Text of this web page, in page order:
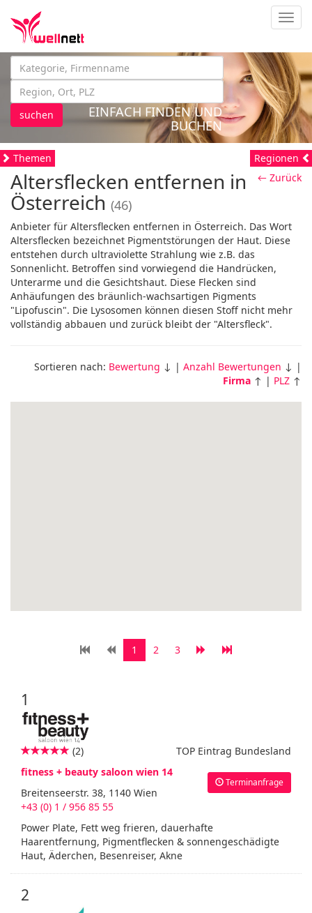
suchen
EINFACH FINDEN UND
BUCHEN
Themen
← Zurück
Altersflecken entfernen in
Österreich (46)
Anbieter für Altersflecken entfernen in Österreich. Das Wort
Altersflecken bezeichnet Pigmentstörungen der Haut. Diese
entstehen durch ultraviolette Strahlung wie z.B. das
Sonnenlicht. Betroffen sind vorwiegend die Handrücken,
Unterarme und die Gesichtshaut. Diese Flecken sind
Anhäufungen des bräunlich-wachsartigen Pigments
"Lipofuscin". Die Lysosomen können diesen Stoff nicht mehr
vollständig abbauen und zurück bleibt der "Altersfleck".
Sortieren nach: Bewertung ↓ | Anzahl Bewertungen ↓ |
Firma ↑ | PLZ ↑
1 2 3
1
TOP Eintrag Bundesland
Terminanfrage
(2)
fitness + beauty saloon wien 14
Breitenseerstr. 38, 1140 Wien
+43 (0) 1 / 956 85 55
Power Plate, Fett weg frieren, dauerhafte
Haarentfernung, Pigmentflecken & sonnengeschädigte
Haut, Äderchen, Besenreiser, Akne
2
Regionen